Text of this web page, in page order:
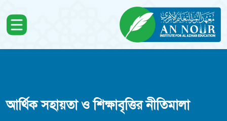
আর্থিক সহায়তা ও শিক্ষাবৃত্তির নীতিমালা